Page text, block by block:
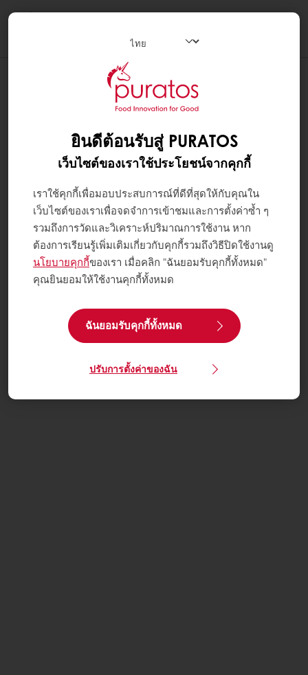
ยินดีต้อนรับสู่ PURATOS
เว็บไซต์ของเราใช้ประโยชน์จากคุกกี้
เราใช้คุกกี้เพื่อมอบประสบการณ์ที่ดีที่สุดให้กับคุณใน
เว็บไซต์ของเราเพื่อจดจำการเข้าชมและการตั้งค่าซ้ำ ๆ
รวมถึงการวัดและวิเคราะห์ปริมาณการใช้งาน หาก
ต้องการเรียนรู้เพิ่มเติมเกี่ยวกับคุกกี้รวมถึงวิธีปิดใช้งานดู
นโยบายคุกกี้ของเรา เมื่อคลิก "ฉันยอมรับคุกกี้ทั้งหมด"
คุณยินยอมให้ใช้งานคุกกี้ทั้งหมด
ฉันยอมรับคุกกี้ทั้งหมด
ปรับการตั้งค่าของฉัน